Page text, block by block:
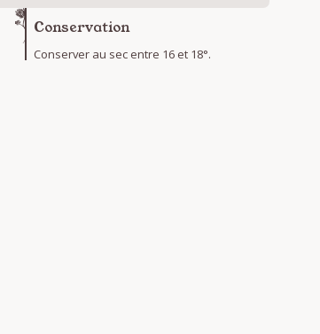
Conservation
Conserver au sec entre 16 et 18°.